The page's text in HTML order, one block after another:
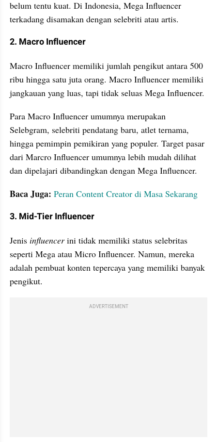
belum tentu kuat. Di Indonesia, Mega Influencer
terkadang disamakan dengan selebriti atau artis.
2. Macro Influencer
Macro Influencer memiliki jumlah pengikut antara 500
ribu hingga satu juta orang. Macro Influencer memiliki
jangkauan yang luas, tapi tidak seluas Mega Influencer.
Para Macro Influencer umumnya merupakan
Selebgram, selebriti pendatang baru, atlet ternama,
hingga pemimpin pemikiran yang populer. Target pasar
dari Marcro Influencer umumnya lebih mudah dilihat
dan dipelajari dibandingkan dengan Mega Influencer.
Baca Juga: Peran Content Creator di Masa Sekarang
3. Mid-Tier Influencer
Jenis influencer ini tidak memiliki status selebritas
seperti Mega atau Micro Influencer. Namun, mereka
adalah pembuat konten tepercaya yang memiliki banyak
pengikut.
ADVERTISEMENT